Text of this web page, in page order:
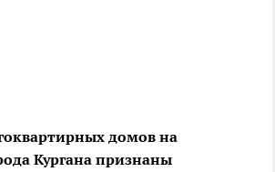
домов на
Кургана признаны